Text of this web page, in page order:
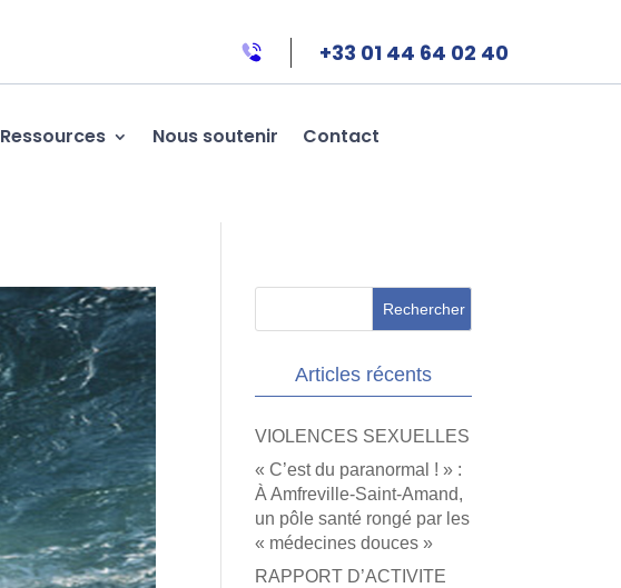
+33 01 44 64 02 40
Ressources Nous soutenir Contact
Articles récents
VIOLENCES SEXUELLES
« C’est du paranormal ! » :
À Amfreville-Saint-Amand,
un pôle santé rongé par les
« médecines douces »
RAPPORT D’ACTIVITE